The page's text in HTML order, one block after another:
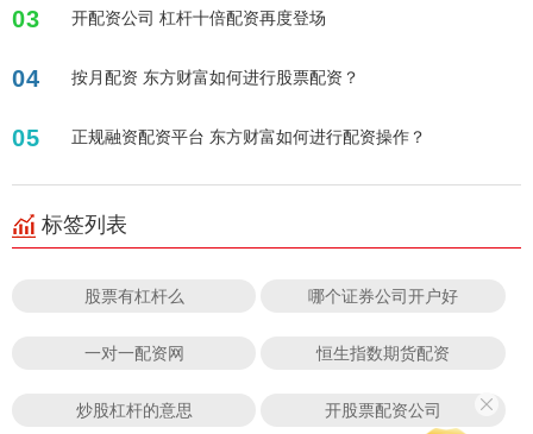
03 开配资公司 杠杆十倍配资再度登场
04 按月配资 东方财富如何进行股票配资？
05 正规融资配资平台 东方财富如何进行配资操作？
标签列表
股票有杠杆么 哪个证券公司开户好
一对一配资网 恒生指数期货配资
炒股杠杆的意思 开股票配资公司